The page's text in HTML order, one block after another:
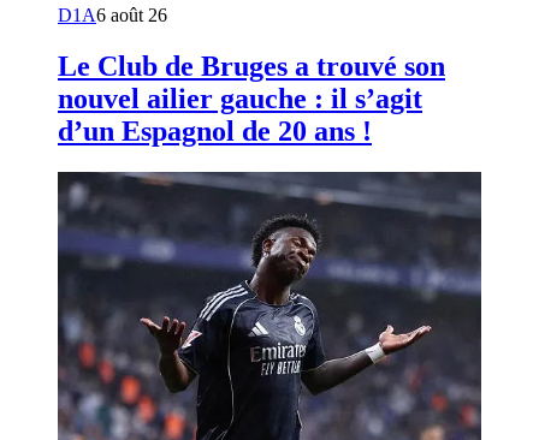
D1A6 août 26
Le Club de Bruges a trouvé son
nouvel ailier gauche : il s’agit
d’un Espagnol de 20 ans !